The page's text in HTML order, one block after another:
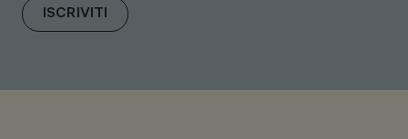
ISCRIVITI